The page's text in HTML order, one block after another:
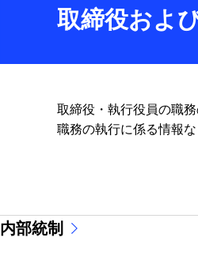
取締役およ
取締役・執行役員の職
職務の執行に係る情報
内部統制